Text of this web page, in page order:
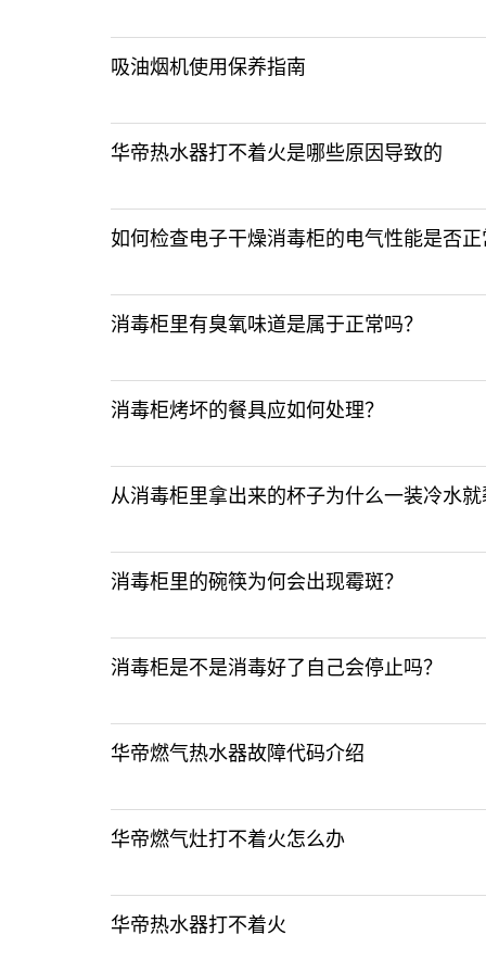
吸油烟机使用保养指南
华帝热水器打不着火是哪些原因导致的
如何检查电子干燥消毒柜的电气性能是否正
消毒柜里有臭氧味道是属于正常吗？
消毒柜烤坏的餐具应如何处理？
从消毒柜里拿出来的杯子为什么一装冷水
消毒柜里的碗筷为何会出现霉斑？
消毒柜是不是消毒好了自己会停止吗？
华帝燃气热水器故障代码介绍
华帝燃气灶打不着火怎么办
华帝热水器打不着火